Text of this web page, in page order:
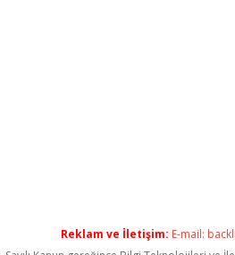
Reklam ve İletişim: E-mail: